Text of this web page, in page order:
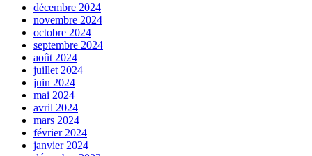
décembre 2024
novembre 2024
octobre 2024
septembre 2024
août 2024
juillet 2024
juin 2024
mai 2024
avril 2024
mars 2024
février 2024
janvier 2024